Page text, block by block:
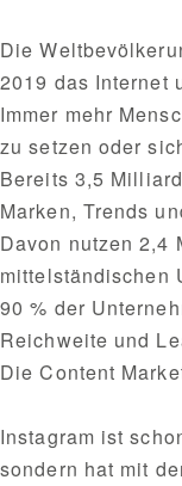
Die
2019 das Internet
Immer mehr
zu setzen oder
Bereits 3,5
Marken, Trends
Davon nutzen 2,4
mittelständischen
90 % der
Reichweite und
Die Content
Instagram ist
sondern hat mit